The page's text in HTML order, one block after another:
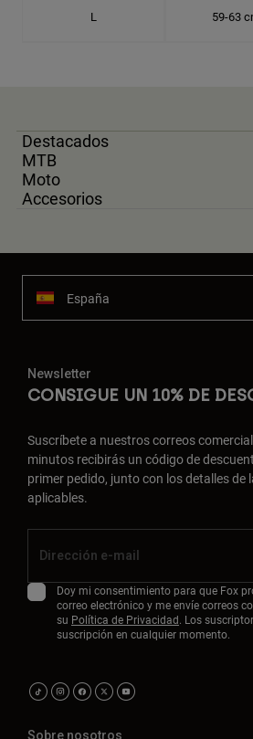
L 59-63
Destacados
MTB
Moto
Accesorios
España
Newsletter
CONSIGUE UN 10% DE
Suscríbete a nuestros correos
minutos recibirás un código de
primer pedido, junto con los detalles de
aplicables.
Doy mi consentimiento para que Fox
correo electrónico y me envíe correos
su Política de Privacidad. Los
suscripción en cualquier momento.
Sobre nosotros